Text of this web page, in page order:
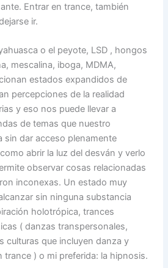
Entrar en trance, también
ir.
o el peyote, LSD , hongos
mescalina, iboga, MDMA,
estados expandidos de
percepciones de la realidad
y eso nos puede llevar a
de temas que nuestro
sin dar acceso plenamente
abrir la luz del desván y verlo
observar cosas relacionadas
inconexas. Un estado muy
sin ninguna substancia
holotrópica, trances
( danzas transpersonales,
culturas que incluyen danza y
trance ) o mi preferida: la hipnosis.